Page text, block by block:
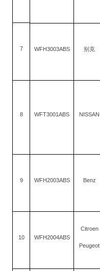
7 WFH3003ABS 别克
8 WFT3001ABS NISSAN
9 WFH2003ABS Benz
10 WFH2004ABS
Citroen
Peugeot